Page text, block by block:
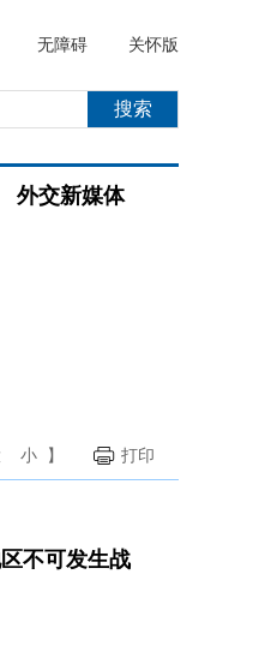
无障碍 关怀版
外交新媒体
小 】 打印
不可发生战